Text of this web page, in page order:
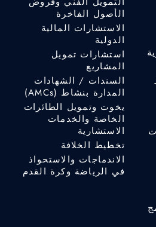
الأصول الفاخرة
الاستشارات المالية
الدولية
استشارات تمويل
المشاريع
السندات / الشهادات
المدارة بنشاط (AMCs)
يخوت وتمويل الطائرات
الخاصة والخدمات
الاستشارية
تخطيط الخلافة
الاندماجات والاستحواذ
في الرياضة وكرة القدم